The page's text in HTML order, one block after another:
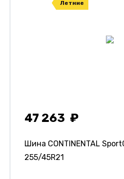
Летние
47 263
Шина CONTINENTAL
255/45R21